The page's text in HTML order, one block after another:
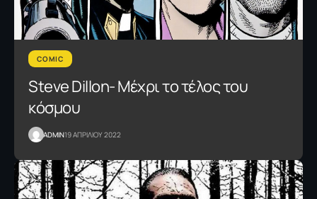
COMIC
Steve Dillon- Μέχρι το τέλος του
κόσμου
ADMIN19 ΑΠΡΙΛΙΟΥ 2022